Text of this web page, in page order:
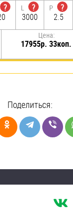
?
L
?
3000
P
?
2.5
Цена:
17955р. 33коп.
Поделиться: